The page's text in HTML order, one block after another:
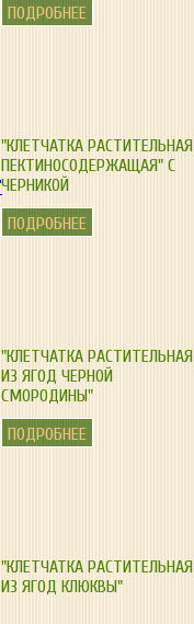
ПОДРОБНЕЕ
"КЛЕТЧАТКА РАСТИТЕЛЬНАЯ
ПЕКТИНОСОДЕРЖАЩАЯ" С
ЧЕРНИКОЙ
ПОДРОБНЕЕ
"КЛЕТЧАТКА РАСТИТЕЛЬНАЯ
ИЗ ЯГОД ЧЕРНОЙ
СМОРОДИНЫ"
ПОДРОБНЕЕ
"КЛЕТЧАТКА РАСТИТЕЛЬНАЯ
ИЗ ЯГОД КЛЮКВЫ"